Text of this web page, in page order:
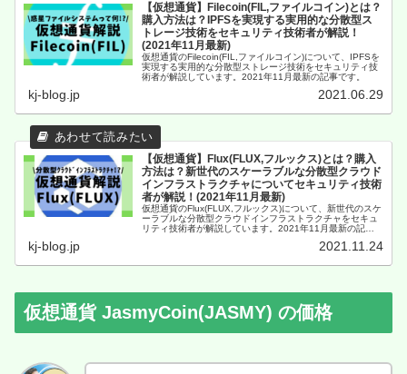
【仮想通貨】Filecoin(FIL,ファイルコイン)とは？
購入方法は？IPFSを実現する実用的な分散型ス
トレージ技術をセキュリティ技術者が解説！
(2021年11月最新)
仮想通貨のFilecoin(FIL,ファイルコイン)について、IPFSを
実現する実用的な分散型ストレージ技術をセキュリティ技
術者が解説しています。2021年11月最新の記事です。
kj-blog.jp 2021.06.29
【仮想通貨】Flux(FLUX,フルックス)とは？購入
方法は？新世代のスケーラブルな分散型クラウド
インフラストラクチャについてセキュリティ技術
者が解説！(2021年11月最新)
仮想通貨のFlux(FLUX,フルックス)について、新世代のスケ
ーラブルな分散型クラウドインフラストラクチャをセキュ
リティ技術者が解説しています。2021年11月最新の記事
kj-blog.jp 2021.11.24
仮想通貨 JasmyCoin(JASMY) の価格